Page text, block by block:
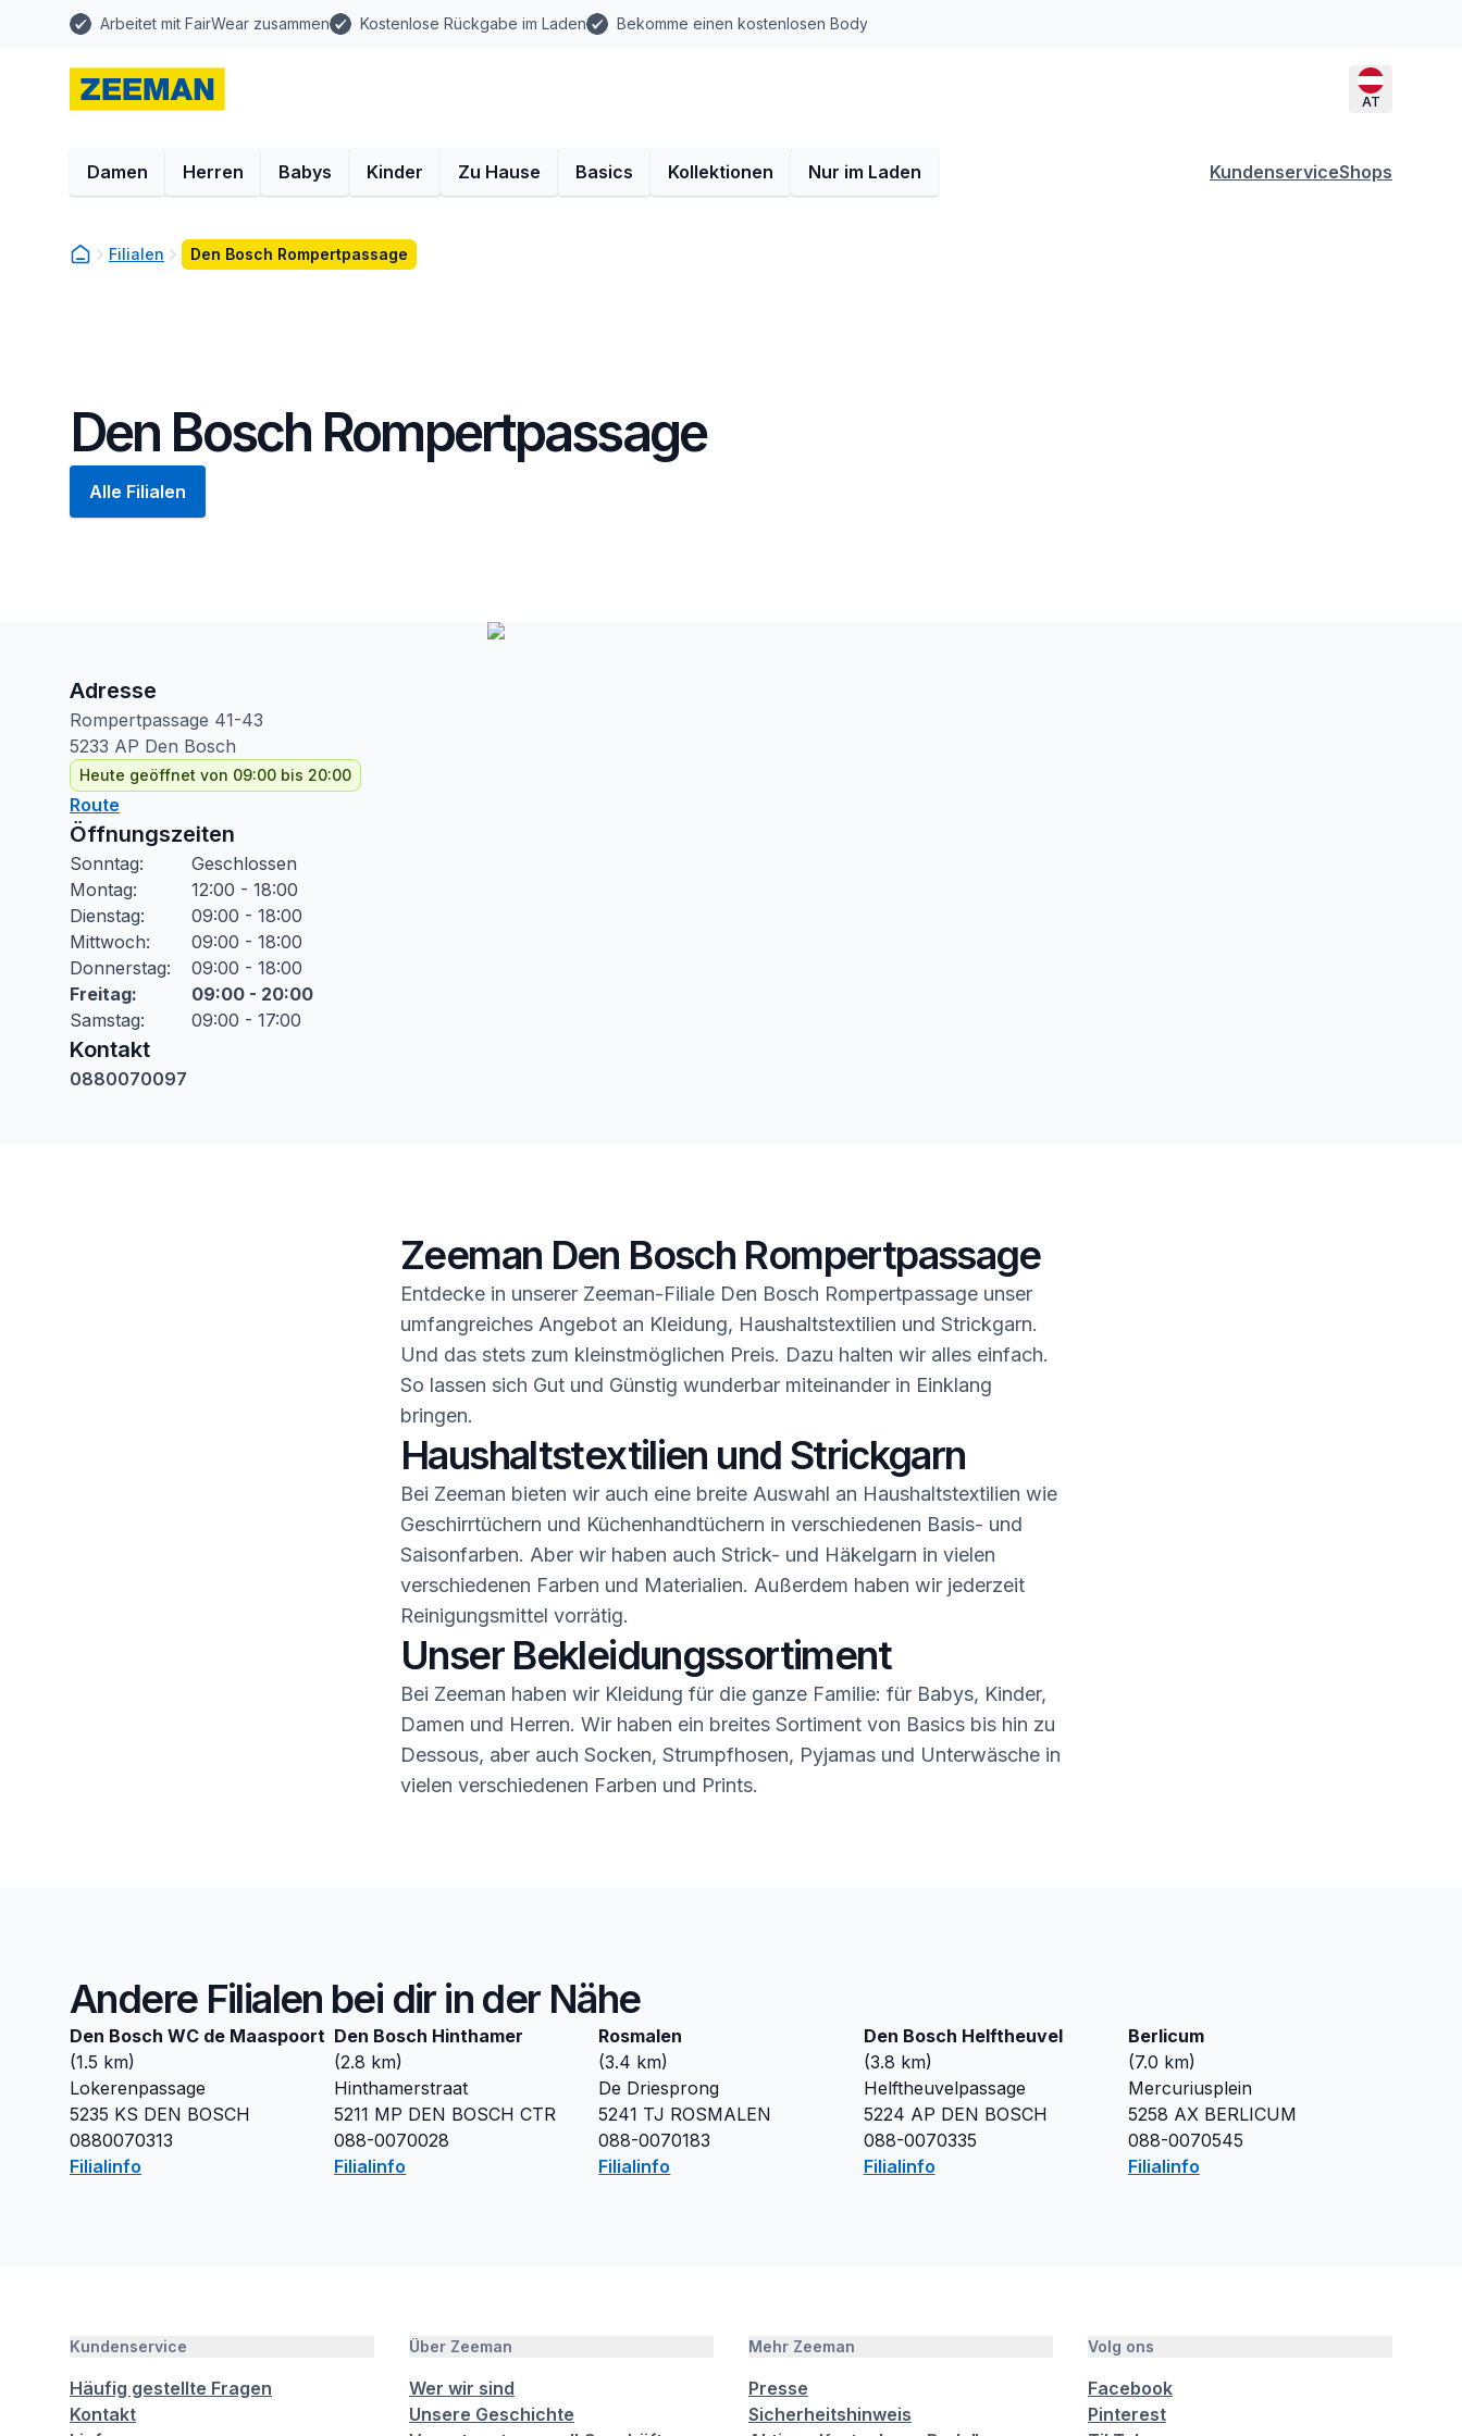
Arbeitet mit FairWear zusammen Kostenlose Rückgabe im Laden Bekomme einen kostenlosen Body
AT
Damen Herren Babys Kinder Zu Hause Basics Kollektionen Nur im Laden KundenserviceShops
Filialen Den Bosch Rompertpassage
Den Bosch Rompertpassage
Alle Filialen
Adresse
Rompertpassage 41-43
5233 AP Den Bosch
Heute geöffnet von 09:00 bis 20:00
Route
Öffnungszeiten
Sonntag:
Geschlossen
Montag:
12:00 - 18:00
Dienstag:
09:00 - 18:00
Mittwoch:
09:00 - 18:00
Donnerstag:
09:00 - 18:00
Freitag:
09:00 - 20:00
Samstag: 09:00 - 17:00
Kontakt
0880070097
Zeeman Den Bosch Rompertpassage
Entdecke in unserer Zeeman-Filiale Den Bosch Rompertpassage unser
umfangreiches Angebot an Kleidung, Haushaltstextilien und Strickgarn.
Und das stets zum kleinstmöglichen Preis. Dazu halten wir alles einfach.
So lassen sich Gut und Günstig wunderbar miteinander in Einklang
bringen.
Haushaltstextilien und Strickgarn
Bei Zeeman bieten wir auch eine breite Auswahl an Haushaltstextilien wie
Geschirrtüchern und Küchenhandtüchern in verschiedenen Basis- und
Saisonfarben. Aber wir haben auch Strick- und Häkelgarn in vielen
verschiedenen Farben und Materialien. Außerdem haben wir jederzeit
Reinigungsmittel vorrätig.
Unser Bekleidungssortiment
Bei Zeeman haben wir Kleidung für die ganze Familie: für Babys, Kinder,
Damen und Herren. Wir haben ein breites Sortiment von Basics bis hin zu
Dessous, aber auch Socken, Strumpfhosen, Pyjamas und Unterwäsche in
vielen verschiedenen Farben und Prints.
Andere Filialen bei dir in der Nähe
Den Bosch WC de Maaspoort
(1.5 km)
Lokerenpassage
5235 KS DEN BOSCH
0880070313
Filialinfo
Den Bosch Hinthamer
(2.8 km)
Hinthamerstraat
5211 MP DEN BOSCH CTR
088-0070028
Filialinfo
Rosmalen
(3.4 km)
De Driesprong
5241 TJ ROSMALEN
088-0070183
Filialinfo
Den Bosch Helftheuvel
(3.8 km)
Helftheuvelpassage
5224 AP DEN BOSCH
088-0070335
Filialinfo
Berlicum
(7.0 km)
Mercuriusplein
5258 AX BERLICUM
088-0070545
Filialinfo
Kundenservice
Häufig gestellte Fragen
Kontakt
Über Zeeman
Wer wir sind
Unsere Geschichte
Mehr Zeeman
Presse
Sicherheitshinweis
Volg ons
Facebook
Pinterest